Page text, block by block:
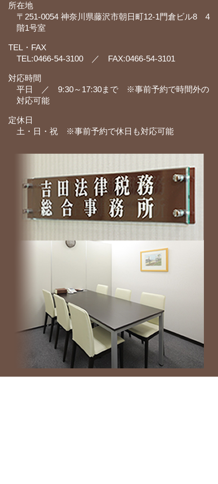
所在地
〒251-0054 神奈川県藤沢市朝日町12-1門倉ビル8 4
階1号室
TEL・FAX
TEL:0466-54-3100 ／ FAX:0466-54-3101
対応時間
平日 ／ 9:30～17:30まで ※事前予約で時間外の
対応可能
定休日
土・日・祝 ※事前予約で休日も対応可能